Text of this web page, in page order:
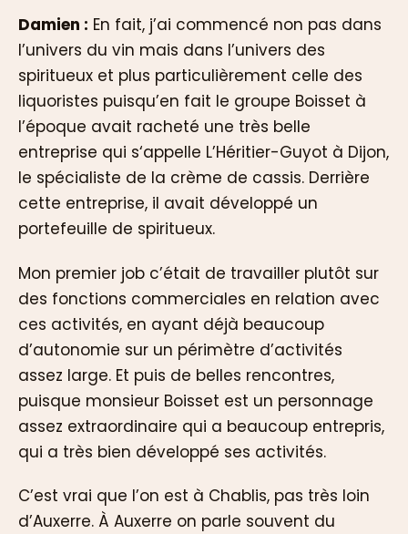
Damien : En fait, j’ai commencé non pas dans
l’univers du vin mais dans l’univers des
spiritueux et plus particulièrement celle des
liquoristes puisqu’en fait le groupe Boisset à
l’époque avait racheté une très belle
entreprise qui s‘appelle L’Héritier-Guyot à Dijon,
le spécialiste de la crème de cassis. Derrière
cette entreprise, il avait développé un
portefeuille de spiritueux.
Mon premier job c’était de travailler plutôt sur
des fonctions commerciales en relation avec
ces activités, en ayant déjà beaucoup
d’autonomie sur un périmètre d’activités
assez large. Et puis de belles rencontres,
puisque monsieur Boisset est un personnage
assez extraordinaire qui a beaucoup entrepris,
qui a très bien développé ses activités.
C’est vrai que l’on est à Chablis, pas très loin
d’Auxerre. À Auxerre on parle souvent du